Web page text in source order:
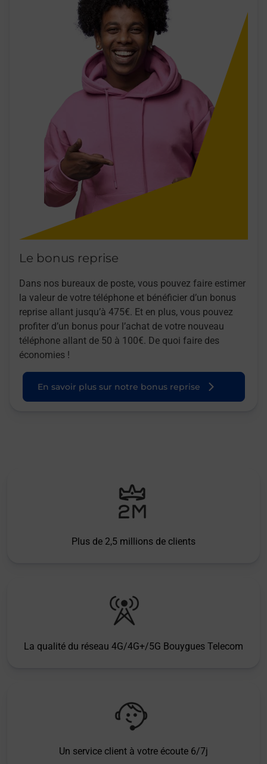
Le bonus reprise
Dans nos bureaux de poste, vous pouvez faire estimer
la valeur de votre téléphone et bénéficier d’un bonus
reprise allant jusqu’à 475€. Et en plus, vous pouvez
profiter d’un bonus pour l’achat de votre nouveau
téléphone allant de 50 à 100€. De quoi faire des
économies !
En savoir plus sur notre bonus reprise
Plus de 2,5 millions de clients
La qualité du réseau 4G/4G+/5G Bouygues Telecom
Un service client à votre écoute 6/7j